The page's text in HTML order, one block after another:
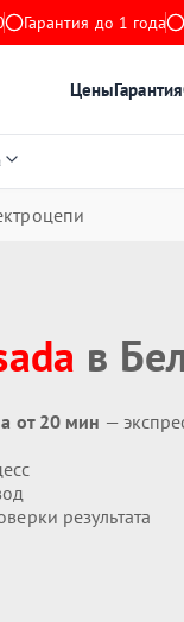
Гарантия до 1 года
ЦеныГарантия
в
от 20 мин —
результата